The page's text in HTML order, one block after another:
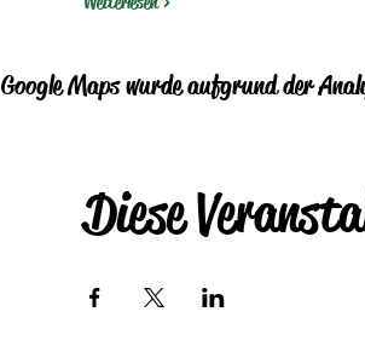
Google Maps wurde aufgrund der
Diese